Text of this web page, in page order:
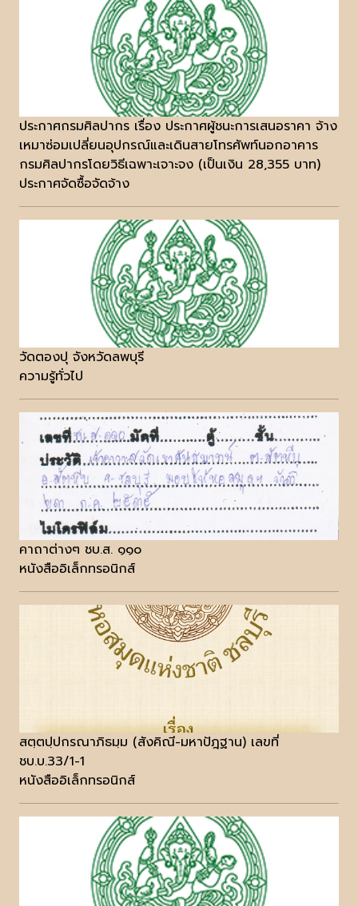
ประกาศกรมศิลปากร เรื่อง ประกาศผู้ชนะการเสนอราคา จ้าง
เหมาซ่อมเปลี่ยนอุปกรณ์และเดินสายโทรศัพท์นอกอาคาร
กรมศิลปากรโดยวิธีเฉพาะเจาะจง (เป็นเงิน 28,355 บาท)
ประกาศจัดซื้อจัดจ้าง
วัดตองปุ จังหวัดลพบุรี
ความรู้ทั่วไป
คาถาต่างๆ ชบ.ส. ๑๑๐
หนังสืออิเล็กทรอนิกส์
สตฺตปฺปกรณาภิธมฺม (สังคิณี-มหาปัฎฐาน) เลขที่
ชบ.บ.33/1-1
หนังสืออิเล็กทรอนิกส์